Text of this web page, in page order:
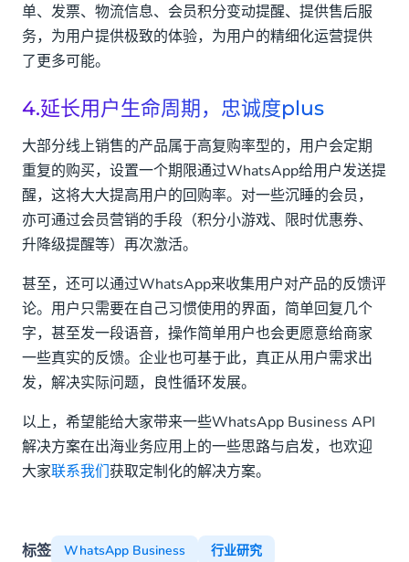
单、发票、物流信息、会员积分变动提醒、提供售后服
务，为用户提供极致的体验，为用户的精细化运营提供
了更多可能。
4.延长用户生命周期，忠诚度plus
大部分线上销售的产品属于高复购率型的，用户会定期
重复的购买，设置一个期限通过WhatsApp给用户发送提
醒，这将大大提高用户的回购率。对一些沉睡的会员，
亦可通过会员营销的手段（积分小游戏、限时优惠券、
升降级提醒等）再次激活。
甚至，还可以通过WhatsApp来收集用户对产品的反馈评
论。用户只需要在自己习惯使用的界面，简单回复几个
字，甚至发一段语音，操作简单用户也会更愿意给商家
一些真实的反馈。企业也可基于此，真正从用户需求出
发，解决实际问题，良性循环发展。
以上，希望能给大家带来一些WhatsApp Business API
解决方案在出海业务应用上的一些思路与启发，也欢迎
大家联系我们获取定制化的解决方案。
标签 WhatsApp Business 行业研究